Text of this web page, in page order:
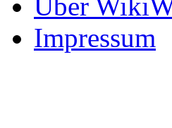
Über
Impressum